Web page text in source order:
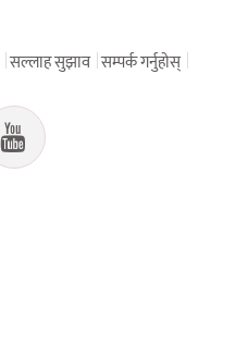
सल्लाह सुझाव सम्पर्क गर्नुहोस्